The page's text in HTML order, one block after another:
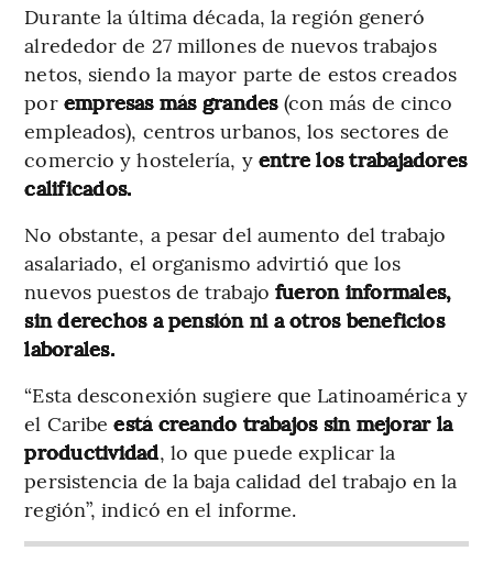
Durante la última década, la región generó
alrededor de 27 millones de nuevos trabajos
netos, siendo la mayor parte de estos creados
por empresas más grandes(con más de cinco
empleados), centros urbanos, los sectores de
comercio y hostelería, y entre los trabajadores
calificados.
No obstante, a pesar del aumento del trabajo
asalariado, el organismo advirtió que los
nuevos puestos de trabajo fueron informales,
sin derechos a pensión ni a otros beneficios
laborales.
“Esta desconexión sugiere que Latinoamérica y
el Caribeestá creando trabajos sin mejorar la
productividad, lo que puede explicar la
persistencia de la baja calidad del trabajo en la
región”, indicó en el informe.